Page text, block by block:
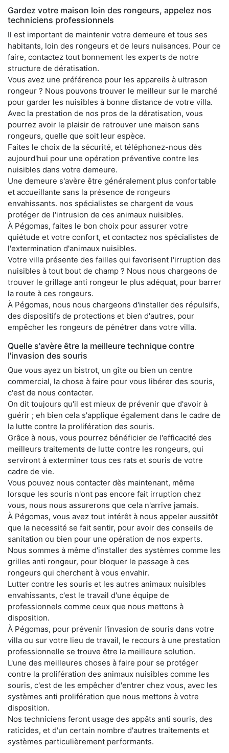
Gardez votre maison loin des rongeurs, appelez nos
techniciens professionnels
Il est important de maintenir votre demeure et tous ses
habitants, loin des rongeurs et de leurs nuisances. Pour ce
faire, contactez tout bonnement les experts de notre
structure de dératisation.
Vous avez une préférence pour les appareils à ultrason
rongeur ? Nous pouvons trouver le meilleur sur le marché
pour garder les nuisibles à bonne distance de votre villa.
Avec la prestation de nos pros de la dératisation, vous
pourrez avoir le plaisir de retrouver une maison sans
rongeurs, quelle que soit leur espèce.
Faites le choix de la sécurité, et téléphonez-nous dès
aujourd'hui pour une opération préventive contre les
nuisibles dans votre demeure.
Une demeure s'avère être généralement plus confortable
et accueillante sans la présence de rongeurs
envahissants. nos spécialistes se chargent de vous
protéger de l'intrusion de ces animaux nuisibles.
À Pégomas, faites le bon choix pour assurer votre
quiétude et votre confort, et contactez nos spécialistes de
l'extermination d'animaux nuisibles.
Votre villa présente des failles qui favorisent l'irruption des
nuisibles à tout bout de champ ? Nous nous chargeons de
trouver le grillage anti rongeur le plus adéquat, pour barrer
la route à ces rongeurs.
À Pégomas, nous nous chargeons d'installer des répulsifs,
des dispositifs de protections et bien d'autres, pour
empêcher les rongeurs de pénétrer dans votre villa.
Quelle s'avère être la meilleure technique contre
l'invasion des souris
Que vous ayez un bistrot, un gîte ou bien un centre
commercial, la chose à faire pour vous libérer des souris,
c'est de nous contacter.
On dit toujours qu'il est mieux de prévenir que d'avoir à
guérir ; eh bien cela s'applique également dans le cadre de
la lutte contre la prolifération des souris.
Grâce à nous, vous pourrez bénéficier de l'efficacité des
meilleurs traitements de lutte contre les rongeurs, qui
serviront à exterminer tous ces rats et souris de votre
cadre de vie.
Vous pouvez nous contacter dès maintenant, même
lorsque les souris n'ont pas encore fait irruption chez
vous, nous nous assurerons que cela n'arrive jamais.
À Pégomas, vous avez tout intérêt à nous appeler aussitôt
que la necessité se fait sentir, pour avoir des conseils de
sanitation ou bien pour une opération de nos experts.
Nous sommes à même d'installer des systèmes comme les
grilles anti rongeur, pour bloquer le passage à ces
rongeurs qui cherchent à vous envahir.
Lutter contre les souris et les autres animaux nuisibles
envahissants, c'est le travail d'une équipe de
professionnels comme ceux que nous mettons à
disposition.
À Pégomas, pour prévenir l'invasion de souris dans votre
villa ou sur votre lieu de travail, le recours à une prestation
professionnelle se trouve être la meilleure solution.
L'une des meilleures choses à faire pour se protéger
contre la prolifération des animaux nuisibles comme les
souris, c'est de les empêcher d'entrer chez vous, avec les
systèmes anti prolifération que nous mettons à votre
disposition.
Nos techniciens feront usage des appâts anti souris, des
raticides, et d'un certain nombre d'autres traitements et
systèmes particulièrement performants.